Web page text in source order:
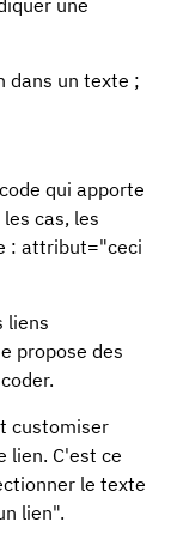
une
dans un texte ;
qui apporte
cas, les
: attribut="ceci
liens
propose des
customiser
lien. C'est ce
le texte
lien".